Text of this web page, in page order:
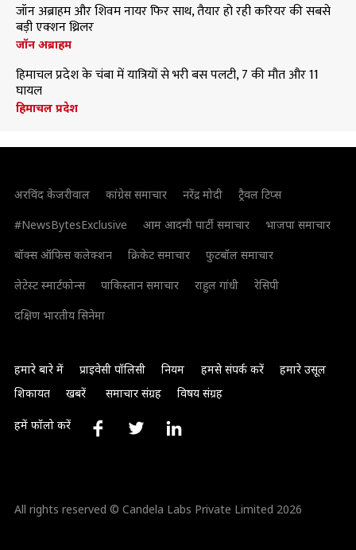
जॉन अब्राहम और शिवम नायर फिर साथ, तैयार हो रही करियर की सबसे
बड़ी एक्शन थ्रिलर
जॉन अब्राहम
हिमाचल प्रदेश के चंबा में यात्रियों से भरी बस पलटी, 7 की मौत और 11
घायल
हिमाचल प्रदेश
अरविंद केजरीवाल कांग्रेस समाचार नरेंद्र मोदी
ट्रैवल टिप्स
#NewsBytesExclusive
आम आदमी पार्टी समाचार
भाजपा समाचार
बॉक्स ऑफिस कलेक्शन
क्रिकेट समाचार
फुटबॉल समाचार
लेटेस्ट स्मार्टफोन्स
पाकिस्तान समाचार राहुल गांधी
रेसिपी
दक्षिण भारतीय सिनेमा
हमारे बारे में प्राइवेसी पॉलिसी नियम हमसे संपर्क करें
हमारे उसूल
शिकायत
खबरें समाचार संग्रह विषय संग्रह
हमें फॉलो करें
All rights reserved © Candela Labs Private Limited 2026